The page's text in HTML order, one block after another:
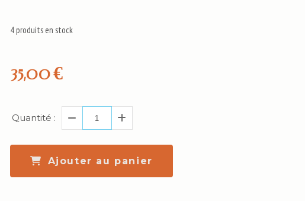
35,00€
4produits en stock
Quantité :
Ajouter au panier